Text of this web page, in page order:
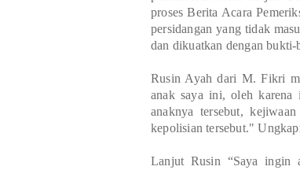
proses Berita Acara
persidangan yang tidak
dan dikuatkan dengan
Rusin Ayah dari M. Fikri
anak saya ini, oleh
anaknya tersebut,
kepolisian tersebut."
Lanjut Rusin “Saya ingin